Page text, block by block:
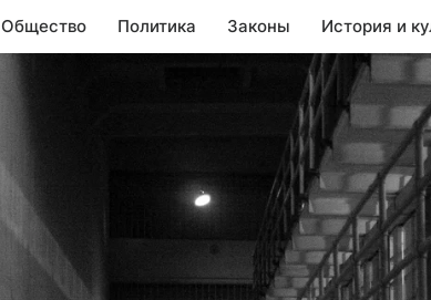
Общество Политика Законы История и